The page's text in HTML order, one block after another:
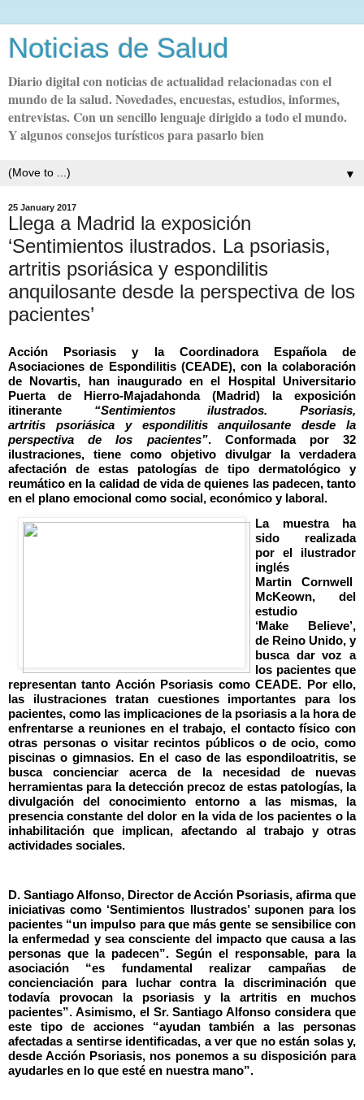
Noticias de Salud
Diario digital con noticias de actualidad relacionadas con el
mundo de la salud. Novedades, encuestas, estudios, informes,
entrevistas. Con un sencillo lenguaje dirigido a todo el mundo.
Y algunos consejos turísticos para pasarlo bien
▼
25 January 2017
Llega a Madrid la exposición
‘Sentimientos ilustrados. La psoriasis,
artritis psoriásica y espondilitis
anquilosante desde la perspectiva de los
pacientes’
Acción Psoriasis y la Coordinadora Española de
Asociaciones de Espondilitis (CEADE), con la colaboración
de Novartis, han inaugurado en el Hospital Universitario
Puerta de Hierro-Majadahonda (Madrid) la exposición
itinerante “Sentimientos ilustrados. Psoriasis,
artritis psoriásicay espondilitis anquilosante desde la
perspectiva de los pacientes”. Conformada por 32
ilustraciones, tiene como objetivo divulgar la verdadera
afectación de estas patologías de tipo dermatológico y
reumático en la calidad de vida de quienes las padecen, tanto
en el plano emocional como social, económico y laboral.
La muestra ha
sido realizada
por el ilustrador
inglés
Martin Cornwell
McKeown, del
estudio
‘Make Believe’,
de Reino Unido, y
busca dar voz a
los pacientes que
representan tanto Acción Psoriasis como CEADE. Por ello,
las ilustraciones tratan cuestiones importantes para los
pacientes, como las implicaciones de la psoriasis a la hora de
enfrentarse a reuniones en el trabajo, el contacto físico con
otras personas o visitar recintos públicos o de ocio, como
piscinas o gimnasios. En el caso de las espondiloatritis, se
busca concienciar acerca de la necesidad de nuevas
herramientas para la detección precoz de estas patologías, la
divulgación del conocimiento entorno a las mismas, la
presencia constante del dolor en la vida de los pacientes o la
inhabilitación que implican, afectando al trabajo y otras
actividades sociales.
D. Santiago Alfonso, Director de Acción Psoriasis, afirma que
iniciativas como ‘Sentimientos Ilustrados’ suponen para los
pacientes “un impulso para que más gente se sensibilice con
la enfermedad y sea consciente del impacto que causa a las
personas que la padecen”. Según el responsable, para la
asociación “es fundamental realizar campañas de
concienciación para luchar contra la discriminación que
todavía provocan la psoriasis y la artritis en muchos
pacientes”. Asimismo, el Sr. Santiago Alfonso considera que
este tipo de acciones “ayudan también a las personas
afectadas a sentirse identificadas, a ver que no están solas y,
desde Acción Psoriasis, nos ponemos a su disposición para
ayudarles en lo que esté en nuestra mano”.